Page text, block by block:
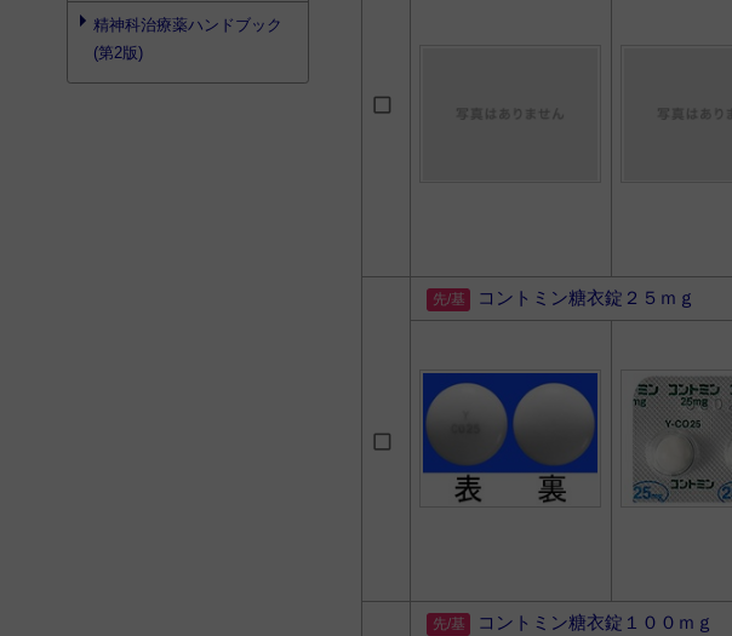
精神科治療薬ハンドブック
(第2版)
コントミン糖衣錠２５ｍｇ
コントミン糖衣錠１００ｍｇ